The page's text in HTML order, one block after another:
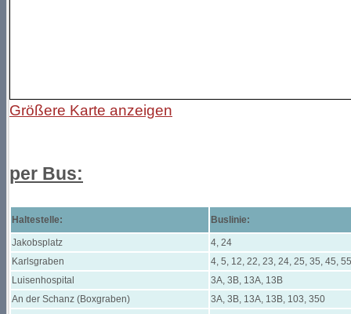
Größere Karte anzeigen
per Bus:
Haltestelle: Buslinie:
Jakobsplatz
4, 24
Karlsgraben
4, 5, 12, 22, 23, 24, 25, 35, 45,
Luisenhospital
3A, 3B, 13A, 13B
An der Schanz (Boxgraben)
3A, 3B, 13A, 13B, 103, 350